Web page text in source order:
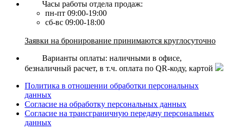
Часы работы отдела продаж:
пн-пт 09:00-19:00
сб-вс 09:00-18:00
Заявки на бронирование принимаются круглосуточно
Варианты оплаты: наличными в офисе,
безналичный расчет, в т.ч. оплата по QR-коду, картой
Политика в отношении обработки персональных
данных
Согласие на обработку персональных данных
Согласие на трансграничную передачу персональных
данных